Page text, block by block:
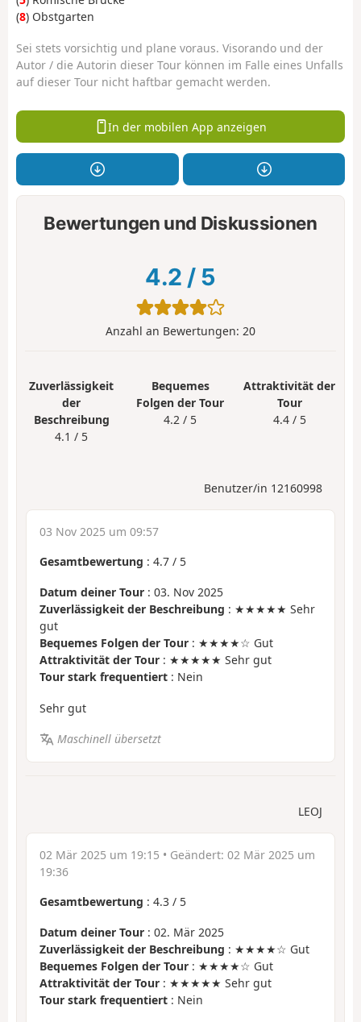
(8) Obstgarten
Sei stets vorsichtig und plane voraus. Visorando und der
Autor / die Autorin dieser Tour können im Falle eines Unfalls
auf dieser Tour nicht haftbar gemacht werden.
In der mobilen App anzeigen
Bewertungen und Diskussionen
4.2 / 5
Anzahl an Bewertungen: 20
Zuverlässigkeit
der
Beschreibung
4.1 / 5
Bequemes
Folgen der Tour
4.2 / 5
Attraktivität der
Tour
4.4 / 5
Benutzer/in 12160998
03 Nov 2025 um 09:57
Gesamtbewertung : 4.7 / 5
Datum deiner Tour : 03. Nov 2025
Zuverlässigkeit der Beschreibung : ★★★★★ Sehr
gut
Bequemes Folgen der Tour : ★★★★☆ Gut
Attraktivität der Tour : ★★★★★ Sehr gut
Tour stark frequentiert : Nein
Sehr gut
Maschinell übersetzt
LEOJ
02 Mär 2025 um 19:15 • Geändert: 02 Mär 2025 um
19:36
Gesamtbewertung : 4.3 / 5
Datum deiner Tour : 02. Mär 2025
Zuverlässigkeit der Beschreibung : ★★★★☆ Gut
Bequemes Folgen der Tour : ★★★★☆ Gut
Attraktivität der Tour : ★★★★★ Sehr gut
Tour stark frequentiert : Nein